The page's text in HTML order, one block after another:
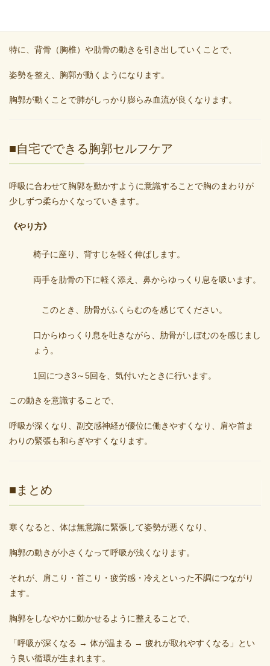
特に、背骨（胸椎）や肋骨の動きを引き出していくことで、
姿勢を整え、胸郭が動くようになります。
胸郭が動くことで肺がしっかり膨らみ血流が良くなります。
■自宅でできる胸郭セルフケア
呼吸に合わせて胸郭を動かすように意識することで胸のまわりが
少しずつ柔らかくなっていきます。
《やり方》
椅子に座り、背すじを軽く伸ばします。
両手を肋骨の下に軽く添え、鼻からゆっくり息を吸います。
このとき、肋骨がふくらむのを感じてください。
口からゆっくり息を吐きながら、肋骨がしぼむのを感じまし
ょう。
1回につき3～5回を、気付いたときに行います。
この動きを意識することで、
呼吸が深くなり、副交感神経が優位に働きやすくなり、肩や首ま
わりの緊張も和らぎやすくなります。
■まとめ
寒くなると、体は無意識に緊張して姿勢が悪くなり、
胸郭の動きが小さくなって呼吸が浅くなります。
それが、肩こり・首こり・疲労感・冷えといった不調につながり
ます。
胸郭をしなやかに動かせるように整えることで、
「呼吸が深くなる → 体が温まる → 疲れが取れやすくなる」とい
う良い循環が生まれます。